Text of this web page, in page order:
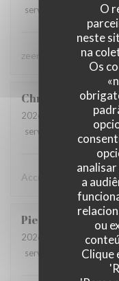
O
neste
na
Os
a
ou
Clique
service
ambience:
zeer lekker gegeten,
Christine D
2026-08-02
- 19:15 -
service
ambience:
Accueil chaleureux ,
Pierre
2026-07-31
- 19:30 -
service
ambience :